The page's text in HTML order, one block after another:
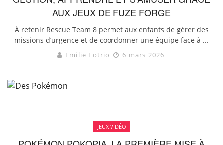
AUX JEUX DE FUZE FORGE
À retenir Rescue Team 8 permet aux enfants de gérer des
missions d’urgence et de coordonner une équipe face à ...
Emilie Lotrio 6 mars 2026
JEUX VIDÉO